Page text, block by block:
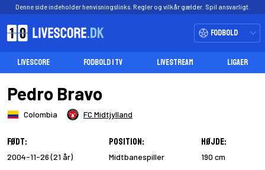
Denne side indeholder henvisningslinks. Regler og vilkår gælder. Spil ansvarligt.
Fodbold
LIVESCORE FODBOLD I TV LIVESTREAM LIGAER
Pedro Bravo
Colombia FC Midtjylland
Født:
2004-11-26 (21 år)
Position:
Midtbanespiller
Højde:
190 cm